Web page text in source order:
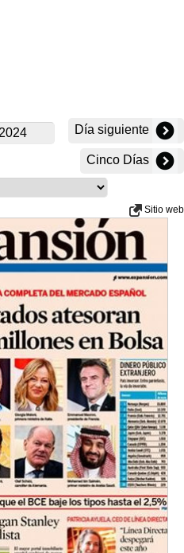
Día siguiente
Cinco Días
Sitio web